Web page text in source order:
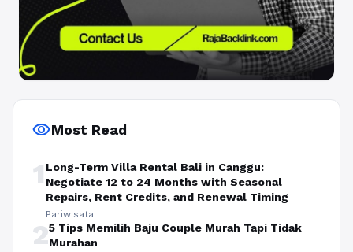
visibilityMost Read
1 Long-Term Villa Rental Bali in Canggu:
Negotiate 12 to 24 Months with Seasonal
Repairs, Rent Credits, and Renewal Timing
Pariwisata
25 Tips Memilih Baju Couple Murah Tapi Tidak
Murahan